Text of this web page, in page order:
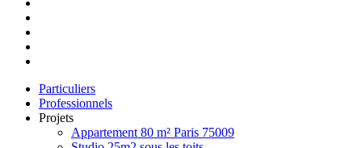
Close
Menu
Particuliers
Professionnels
Projets
Appartement 80 m² Paris 75009